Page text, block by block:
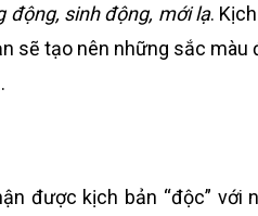
động, sinh động, mới lạ.
sẽ tạo nên những sắc màu
được kịch bản “độc” với